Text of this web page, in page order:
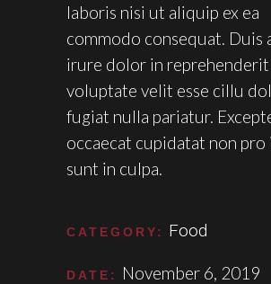
laboris nisi ut aliquip ex ea
commodo consequat. Duis
irure dolor in
voluptate velit esse cillu
fugiat nulla pariatur.
occaecat cupidatat non pro
sunt in culpa.
CATEGORY: Food
DATE: November 6, 2019